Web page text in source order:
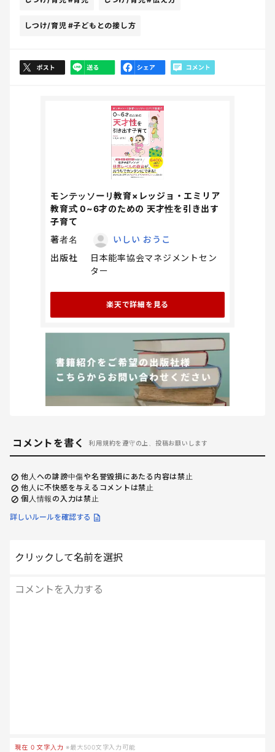
しつけ/育児 #子どもとの接し方
モンテッソーリ教育×レッジョ・エミリア
教育式 0~6才のための 天才性を引き出す
子育て
著者名
いしい おうこ
出版社
日本能率協会マネジメントセン
ター
楽天で詳細を見る
コメントを書く 利用規約を遵守の上、投稿お願いします
他人への誹謗中傷や名誉毀損にあたる内容は禁止
他人に不快感を与えるコメントは禁止
個人情報の入力は禁止
詳しいルールを確認する
クリックして名前を選択
現在 0 文字入力 ※最大500文字入力可能